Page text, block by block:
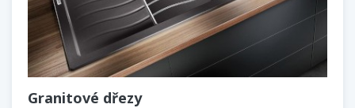
Granitové dřezy